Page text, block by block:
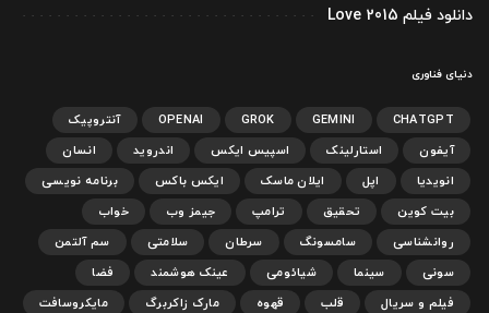
دانلود فیلم Love 2015
دنیای فناوری
CHATGPT
GEMINI
GROK
OPENAI
آنتروپیک
آیفون
استارلینک اسپیس ایکس اندروید
انسان
انویدیا
اپل ایلان ماسک ایکس باکس
برنامه نویسی
بیت کوین
تحقیق ترامپ جیمز وب
خواب
روانشناسی
سامسونگ سرطان سلامتی
سم آلتمن
سونی
سینما شیائومی عینک هوشمند
فضا
فیلم و سریال
قلب قهوه مارک زاکربرگ
مایکروسافت